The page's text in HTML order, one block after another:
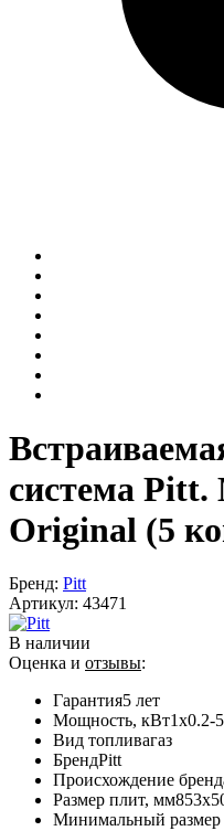
система
Original (5
Бренд: Pitt
Артикул: 43471
В наличии
Оценка и отзывы:
Гарантия5 лет
Мощность, кВт1x0.2-
Вид топливагаз
БрендPitt
Происхождение
Размер плит, мм
Минимальный